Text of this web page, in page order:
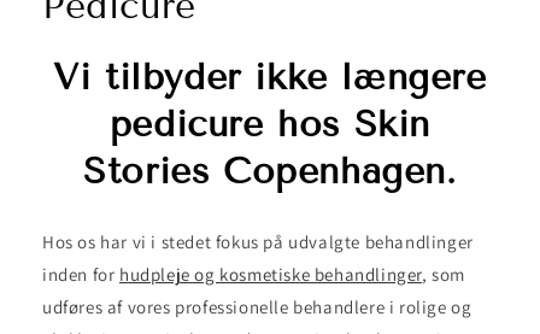
Vi tilbyder ikke længere
pedicure hos Skin
Stories Copenhagen.
Hos os har vi i stedet fokus på udvalgte behandlinger
inden for hudpleje og kosmetiske behandlinger, som
udføres af vores professionelle behandlere i rolige og